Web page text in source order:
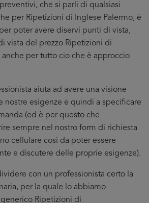
che si parli di qualsiasi
per Ripetizioni di Inglese Palermo, è
poter avere diservi punti di vista,
vista del prezzo Ripetizioni di
anche per tutto cio che è approccio
aiuta ad avere una visione
nostre esigenze e quindi a specificare
(ed è per questo che
sempre nel nostro form di richiesta
cellulare cosi da poter essere
e discutere delle proprie esigenze).
con un professionista certo la
per la quale lo abbiamo
Ripetizioni di